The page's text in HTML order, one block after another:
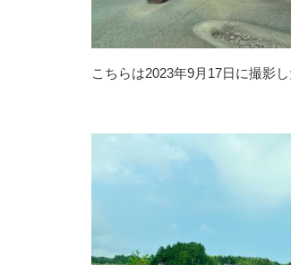
こちらは2023年9月17日に撮影